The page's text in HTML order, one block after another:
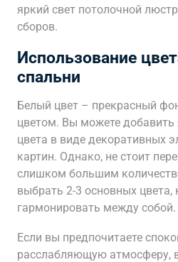
яркий свет потолочной
сборов.
Использование
спальни
Белый цвет – прекрасный
цветом. Вы можете добавить
цвета в виде декоративных
картин. Однако, не стоит
слишком большим
выбрать 2-3 основных цвета,
гармонировать между собой.
Если вы предпочитаете
расслабляющую атмосферу,